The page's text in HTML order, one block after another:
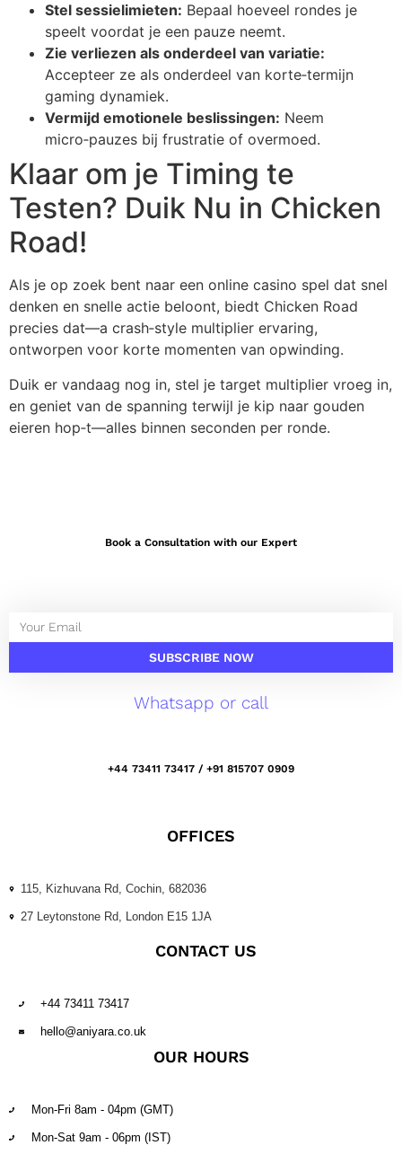
Stel sessielimieten: Bepaal hoeveel rondes je
speelt voordat je een pauze neemt.
Zie verliezen als onderdeel van variatie:
Accepteer ze als onderdeel van korte‑termijn
gaming dynamiek.
Vermijd emotionele beslissingen: Neem
micro‑pauzes bij frustratie of overmoed.
Klaar om je Timing te
Testen? Duik Nu in Chicken
Road!
Als je op zoek bent naar een online casino spel dat snel
denken en snelle actie beloont, biedt Chicken Road
precies dat—a crash‑style multiplier ervaring,
ontworpen voor korte momenten van opwinding.
Duik er vandaag nog in, stel je target multiplier vroeg in,
en geniet van de spanning terwijl je kip naar gouden
eieren hop‑t—alles binnen seconden per ronde.
Book a Consultation with our Expert
SUBSCRIBE NOW
Whatsapp or call
+44 73411 73417 / +91 815707 0909
OFFICES
115, Kizhuvana Rd, Cochin, 682036
27 Leytonstone Rd, London E15 1JA
CONTACT US
+44 73411 73417
hello@aniyara.co.uk
OUR HOURS
Mon-Fri 8am - 04pm (GMT)
Mon-Sat 9am - 06pm (IST)